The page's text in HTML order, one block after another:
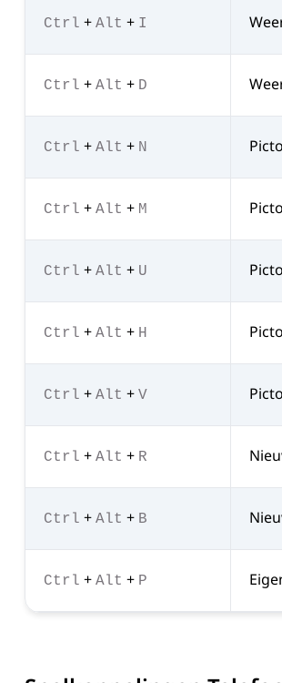
Ctrl + Alt + I
Ctrl + Alt + D
Ctrl + Alt + N
Ctrl + Alt + M
Ctrl + Alt + U
Ctrl + Alt + H
Ctrl + Alt + V
Ctrl + Alt + R
Ctrl + Alt + B
Ctrl + Alt + P